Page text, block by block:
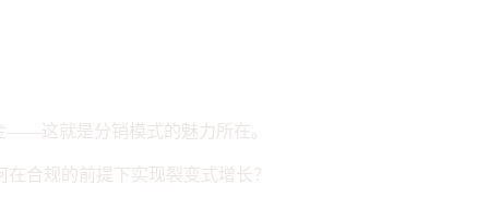
——这就是分销模式的魅力所在。
合规的前提下实现裂变式增长？